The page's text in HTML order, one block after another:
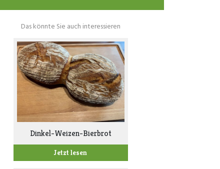
Das könnte Sie auch interessieren
Dinkel-Weizen-Bierbrot
Jetzt lesen